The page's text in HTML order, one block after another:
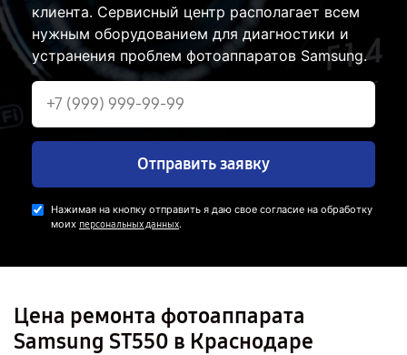
клиента. Сервисный центр располагает всем
нужным оборудованием для диагностики и
устранения проблем фотоаппаратов Samsung.
Отправить заявку
Нажимая на кнопку отправить я даю свое согласие на обработку
моих персональных данных.
Цена ремонта фотоаппарата
Samsung ST550 в Краснодаре